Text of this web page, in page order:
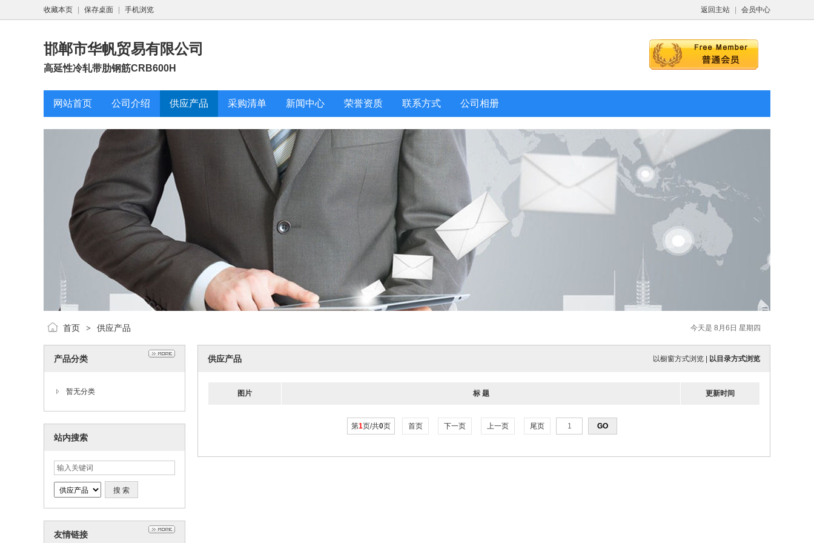
返回主站 会员中心
收藏本页 保存桌面 手机浏览
邯郸市华帆贸易有限公司
高延性冷轧带肋钢筋CRB600H
网站首页 公司介绍 供应产品 采购清单 新闻中心 荣誉资质 联系方式 公司相册
今天是 8月6日 星期四
首页 > 供应产品
产品分类
暂无分类
站内搜索
友情链接
以橱窗方式浏览 以目录方式浏览
供应产品
图片 标 题 更新时间
第1页/共0页 首页 下一页 上一页 尾页